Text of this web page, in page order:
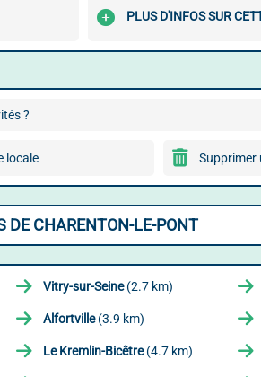
PLUS D'INFOS SUR
?
locale Supprimer
DE CHARENTON-LE-PONT
Vitry-sur-Seine(2.7 km)
Alfortville(3.9 km)
Le Kremlin-Bicêtre(4.7 km)